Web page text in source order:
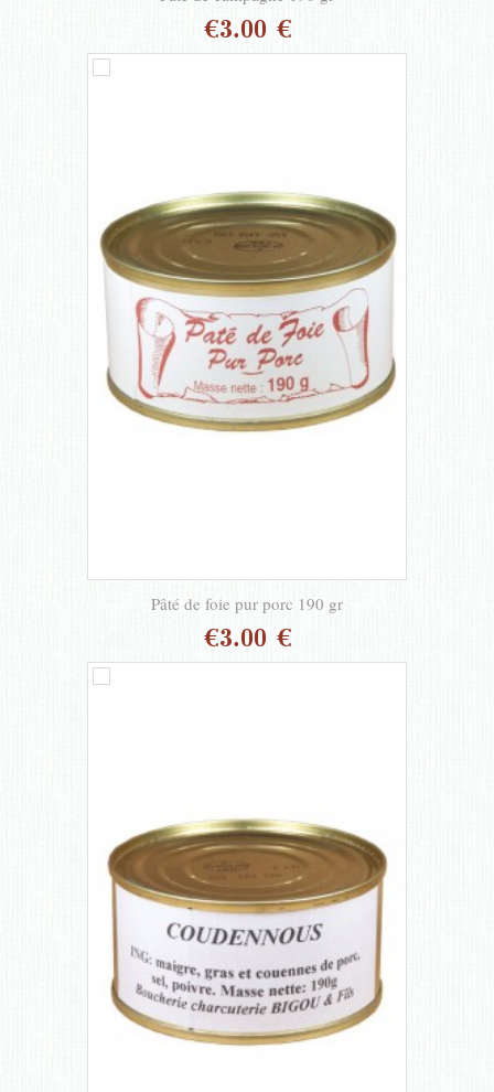
€3.00 €
Pâté de foie pur porc 190 gr
€3.00 €